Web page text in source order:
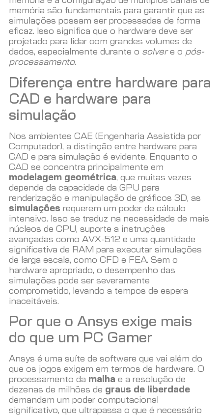
memória são fundamentais para garantir que as
simulações possam ser processadas de forma
eficaz. Isso significa que o hardware deve ser
projetado para lidar com grandes volumes de
dados, especialmente durante o solvere o pós-
processamento.
Diferença entre hardware para
CAD e hardware para
simulação
Nos ambientes CAE (Engenharia Assistida por
Computador), a distinção entre hardware para
CAD e para simulação é evidente. Enquanto o
CAD se concentra principalmente em
modelagem geométrica, que muitas vezes
depende da capacidade da GPU para
renderização e manipulação de gráficos 3D, as
simulações requerem um poder de cálculo
intensivo. Isso se traduz na necessidade de mais
núcleos de CPU, suporte a instruções
avançadas como AVX-512 e uma quantidade
significativa de RAM para executar simulações
de larga escala, como CFD e FEA. Sem o
hardware apropriado, o desempenho das
simulações pode ser severamente
comprometido, levando a tempos de espera
inaceitáveis.
Por que o Ansys exige mais
do que um PC Gamer
Ansys é uma suíte de software que vai além do
que os jogos exigem em termos de hardware. O
processamento da malha e a resolução de
dezenas de milhões de graus de liberdade
demandam um poder computacional
significativo, que ultrapassa o que é necessário